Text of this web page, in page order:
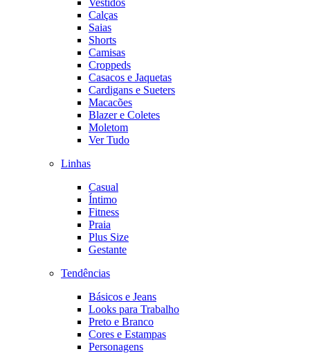
Calças
Saias
Shorts
Camisas
Croppeds
Casacos e Jaquetas
Cardigans e Sueters
Macacões
Blazer e Coletes
Moletom
Ver Tudo
Linhas
Casual
Íntimo
Fitness
Praia
Plus Size
Gestante
Tendências
Básicos e Jeans
Looks para Trabalho
Preto e Branco
Cores e Estampas
Personagens